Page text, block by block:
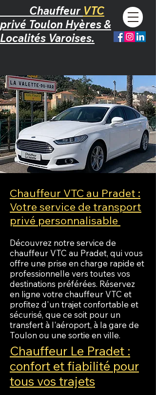
Chauffeur VTC
privé Toulon Hyères &
Localités Varoises.
Chauffeur VTC au Pradet :
Votre service de transport
privé personnalisable
Découvrez notre service de
chauffeur VTC au Pradet, qui vous
offre une prise en charge rapide et
professionnelle vers toutes vos
destinations préférées. Réservez
en ligne votre chauffeur VTC et
profitez d'un trajet confortable et
sécurisé, que ce soit pour un
transfert à l'aéroport, à la gare de
Toulon ou une sortie en ville.
Chauffeur Le Pradet :
confort et fiabilité pour
tous vos trajets